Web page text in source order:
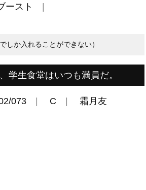
ースト
しか入れることができない）
学生食堂はいつも満員だ。
073 C 霜月友